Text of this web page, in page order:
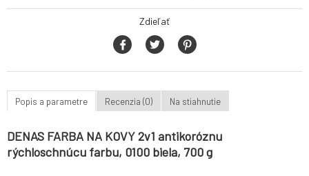
Zdieľať
Popis a parametre Recenzia (0) Na stiahnutie
DENAS FARBA NA KOVY 2v1 antikoróznu
rýchloschnúcu farbu, 0100 biela, 700 g